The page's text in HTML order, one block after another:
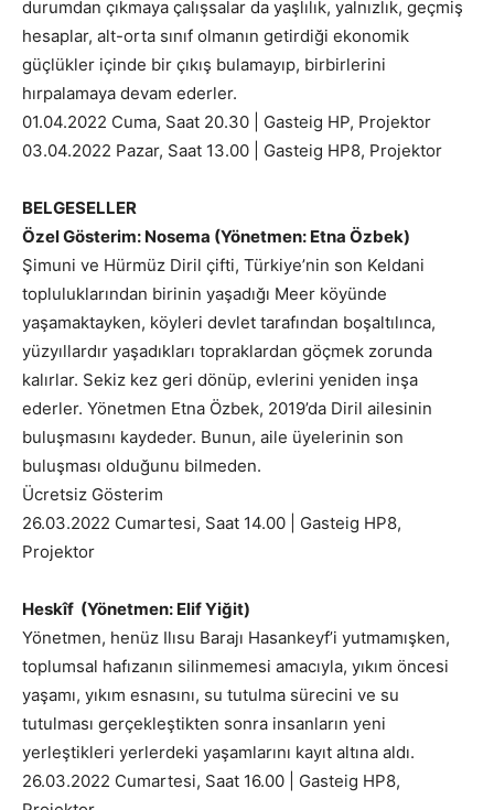
durumdan çıkmaya çalışsalar da yaşlılık, yalnızlık, geçmiş
hesaplar, alt-orta sınıf olmanın getirdiği ekonomik
güçlükler içinde bir çıkış bulamayıp, birbirlerini
hırpalamaya devam ederler.
01.04.2022 Cuma, Saat 20.30 | Gasteig HP, Projektor
03.04.2022 Pazar, Saat 13.00 | Gasteig HP8, Projektor
BELGESELLER
Özel Gösterim: Nosema (Yönetmen: Etna Özbek)
Şimuni ve Hürmüz Diril çifti, Türkiye’nin son Keldani
topluluklarından birinin yaşadığı Meer köyünde
yaşamaktayken, köyleri devlet tarafından boşaltılınca,
yüzyıllardır yaşadıkları topraklardan göçmek zorunda
kalırlar. Sekiz kez geri dönüp, evlerini yeniden inşa
ederler. Yönetmen Etna Özbek, 2019’da Diril ailesinin
buluşmasını kaydeder. Bunun, aile üyelerinin son
buluşması olduğunu bilmeden.
Ücretsiz Gösterim
26.03.2022 Cumartesi, Saat 14.00 | Gasteig HP8,
Projektor
Heskîf (Yönetmen: Elif Yiğit)
Yönetmen, henüz Ilısu Barajı Hasankeyf’i yutmamışken,
toplumsal hafızanın silinmemesi amacıyla, yıkım öncesi
yaşamı, yıkım esnasını, su tutulma sürecini ve su
tutulması gerçekleştikten sonra insanların yeni
yerleştikleri yerlerdeki yaşamlarını kayıt altına aldı.
26.03.2022 Cumartesi, Saat 16.00 | Gasteig HP8,